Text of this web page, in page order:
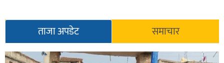
ताजा अपडेट समाचार